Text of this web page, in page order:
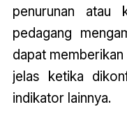
penurunan atau
pedagang
dapat
jelas ketika
indikator lainnya.